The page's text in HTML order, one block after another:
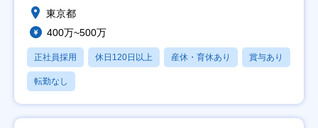
東京都
400万~500万
正社員採用 休日120日以上 産休・育休あり 賞与あり
転勤なし